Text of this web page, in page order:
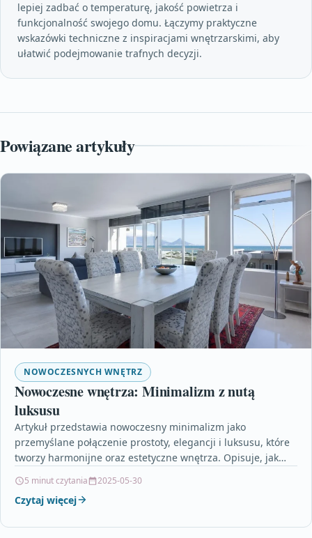
lepiej zadbać o temperaturę, jakość powietrza i
funkcjonalność swojego domu. Łączymy praktyczne
wskazówki techniczne z inspiracjami wnętrzarskimi, aby
ułatwić podejmowanie trafnych decyzji.
Powiązane artykuły
NOWOCZESNYCH WNĘTRZ
Nowoczesne wnętrza: Minimalizm z nutą
luksusu
Artykuł przedstawia nowoczesny minimalizm jako
przemyślane połączenie prostoty, elegancji i luksusu, które
tworzy harmonijne oraz estetyczne wnętrza. Opisuje, jak
5 minut czytania 2025-05-30
Czytaj więcej